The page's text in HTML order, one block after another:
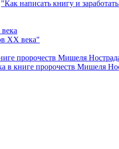
"Как написать книгу и
ХХ века"
в книге пророчеств Мишеля